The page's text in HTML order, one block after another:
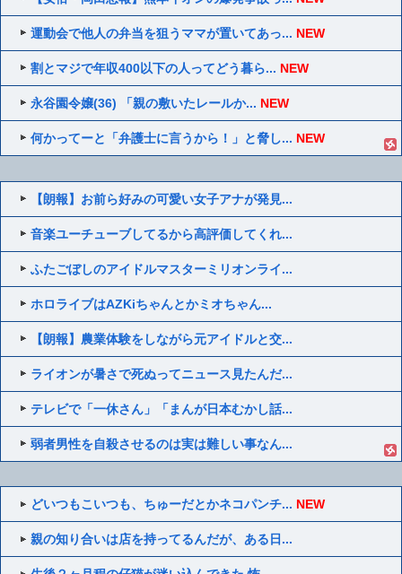
運動会で他人の弁当を狙うママが置いてあっ... NEW
割とマジで年収400以下の人ってどう暮ら... NEW
永谷園令嬢(36) 「親の敷いたレールか... NEW
何かってーと「弁護士に言うから！」と脅し... NEW
【朗報】お前ら好みの可愛い女子アナが発見...
音楽ユーチューブしてるから高評価してくれ...
ふたごぼしのアイドルマスターミリオンライ...
ホロライブはAZKiちゃんとかミオちゃん...
【朗報】農業体験をしながら元アイドルと交...
ライオンが暑さで死ぬってニュース見たんだ...
テレビで「一休さん」「まんが日本むかし話...
弱者男性を自殺させるのは実は難しい事なん...
どいつもこいつも、ちゅーだとかネコパンチ... NEW
親の知り合いは店を持ってるんだが、ある日...